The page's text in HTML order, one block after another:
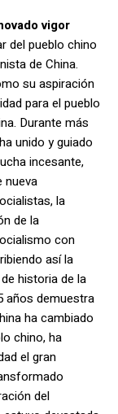
vigor
del pueblo chino
de China.
su aspiración
para el pueblo
Durante más
unido y guiado
incesante,
nueva
la
de la
con
así la
historia de la
años demuestra
ha cambiado
chino, ha
el gran
del